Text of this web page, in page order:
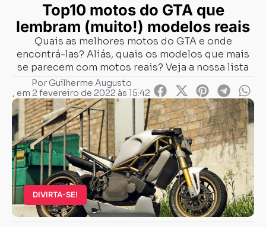
Top10 motos do GTA que
lembram (muito!) modelos reais
Quais as melhores motos do GTA e onde
encontrá-las? Aliás, quais os modelos que mais
se parecem com motos reais? Veja a nossa lista
PorGuilherme Augusto
, em 2 fevereiro de 2022 às 15:42
DIVIRTA-SE!